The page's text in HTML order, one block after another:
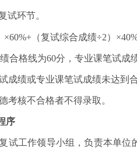
试环节。
×60%+（复试综合成绩÷2）×40
合格线为60分，专业课笔试成
成绩或专业课笔试成绩未达到
考核不合格者不得录取。
序
试工作领导小组，负责本单位